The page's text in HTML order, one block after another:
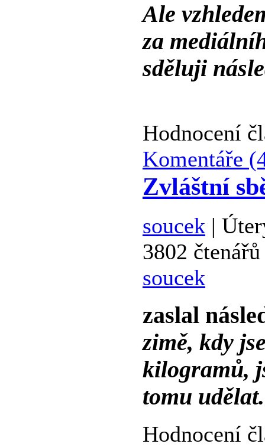
Ale
za
sděluji
Hodnocení
Komentáře
Zvláštní
soucek |
3802 čtenářů
soucek
zaslal
zimě, kdy
kilogramů,
tomu udělat.
Hodnocení